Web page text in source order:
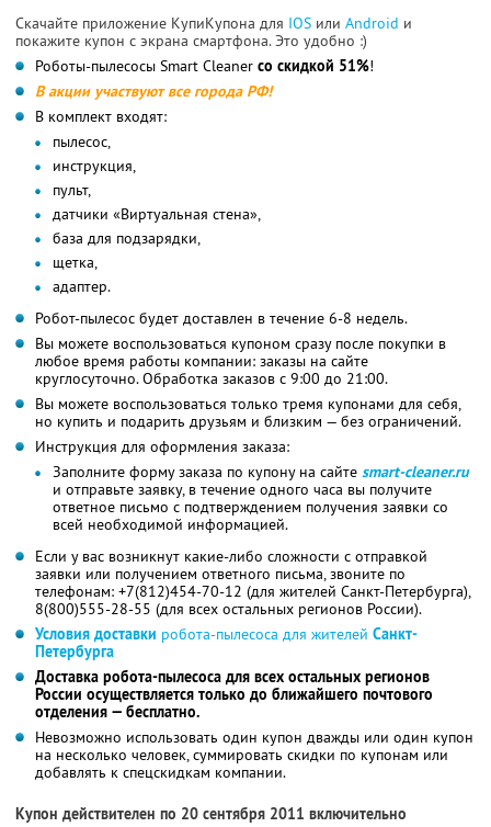
Скачайте приложение КупиКупона для IOS или Android и
покажите купон с экрана смартфона. Это удобно :)
Роботы-пылесосы Smart Cleaner со скидкой 51%!
В акции участвуют все города РФ!
В комплект входят:
пылесос,
инструкция,
пульт,
датчики «Виртуальная стена»,
база для подзарядки,
щетка,
адаптер.
Робот-пылесос будет доставлен в течение 6-8 недель.
Вы можете воспользоваться купоном сразу после покупки в
любое время работы компании: заказы на сайте
круглосуточно. Обработка заказов с 9:00 до 21:00.
Вы можете воспользоваться только тремя купонами для себя,
но купить и подарить друзьям и близким — без ограничений.
Инструкция для оформления заказа:
Заполните форму заказа по купону на сайте smart-cleaner.ru
и отправьте заявку, в течение одного часа вы получите
ответное письмо с подтверждением получения заявки со
всей необходимой информацией.
Если у вас возникнут какие-либо сложности с отправкой
заявки или получением ответного письма, звоните по
телефонам: +7(812)454-70-12 (для жителей Санкт-Петербурга),
8(800)555-28-55 (для всех остальных регионов России).
Условия доставки робота-пылесоса для жителей Санкт-
Петербурга
Доставка робота-пылесоса для всех остальных регионов
России осуществляется только до ближайшего почтового
отделения — бесплатно.
Невозможно использовать один купон дважды или один купон
на несколько человек, суммировать скидки по купонам или
добавлять к спецскидкам компании.
Купон действителен по 20 сентября 2011 включительно